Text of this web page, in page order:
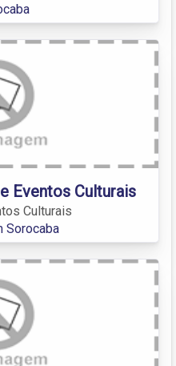
Eventos Culturais
Culturais
Sorocaba